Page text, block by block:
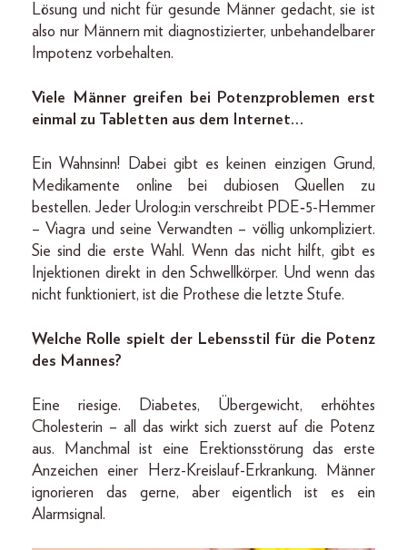
Lösung und nicht für gesunde Männer gedacht, sie ist
also nur Männern mit diagnostizierter, unbehandelbarer
Impotenz vorbehalten.
Viele Männer greifen bei Potenzproblemen erst
einmal zu Tabletten aus dem Internet …
Ein Wahnsinn! Dabei gibt es keinen einzigen Grund,
Medikamente online bei dubiosen Quellen zu
bestellen. Jeder Urolog:in verschreibt PDE‑5-­Hemmer
– Viagra und seine Verwandten – völlig unkompliziert.
Sie sind die erste Wahl. Wenn das nicht hilft, gibt es
Injektionen direkt in den Schwellkörper. Und wenn das
nicht funktioniert, ist die Prothese die letzte Stufe.
Welche Rolle spielt der Lebensstil für die Potenz
des Mannes?
Eine riesige. Diabetes, Übergewicht, erhöhtes
Cholesterin – all das wirkt sich zuerst auf die Potenz
aus. Manchmal ist eine Erektionsstörung das erste
Anzeichen einer Herz-Kreislauf-Erkrankung. Männer
ignorieren das gerne, aber eigentlich ist es ein
Alarmsignal.